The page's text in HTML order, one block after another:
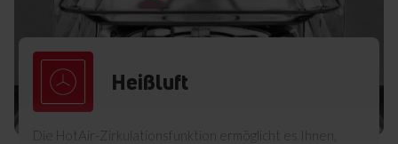
Heißluft
Die HotAir-Zirkulationsfunktion ermöglicht es Ihnen,